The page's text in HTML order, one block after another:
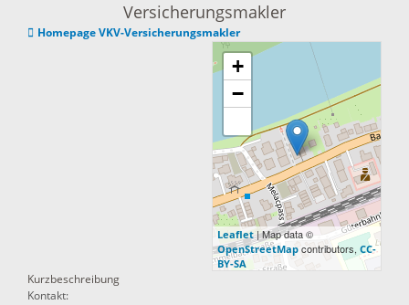
Versicherungsmakler
Homepage VKV-Versicherungsmakler
+
−
Leaflet| Map data ©
OpenStreetMapcontributors, CC-
BY-SA
Kurzbeschreibung
Kontakt: